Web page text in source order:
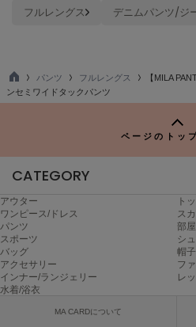
Reebok
SALOMON
sanrio house
サンリオハウス
SESAME STREET MARKET
セサミストリートマーケット
フルレングス
デニムパンツ/ジ
TO
P
パンツ フルレングス
【MILA
ンセミワイドタックパンツ
ページのトッ
CATEGORY
アウター
ト
ワンピース/ドレス
ス
パンツ
部
スポーツ
シ
バッグ
帽子
アクセサリー
フ
インナー/ランジェリー
レ
水着/浴衣
MA CARDについて